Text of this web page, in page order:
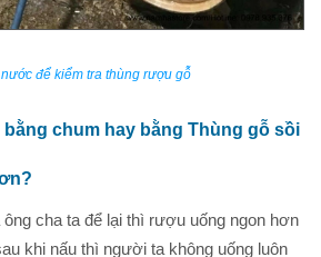
để kiểm tra thùng rượu gỗ
chum hay bằng Thùng gỗ sồi
cha ta để lại thì rượu uống ngon hơn
khi nấu thì người ta không uống luôn